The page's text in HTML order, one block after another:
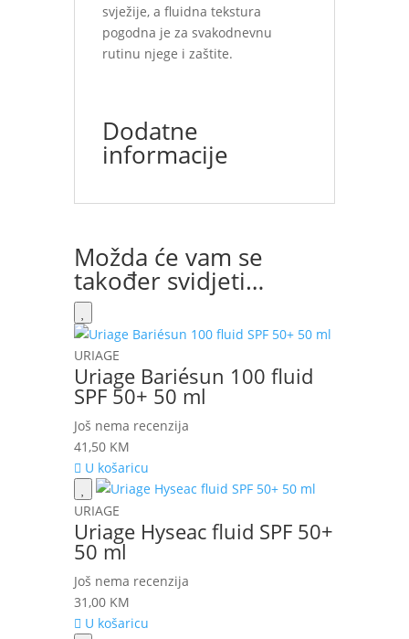
svježije, a fluidna tekstura
pogodna je za svakodnevnu
rutinu njege i zaštite.
Dodatne
informacije
Možda će vam se
također svidjeti…
URIAGE
Uriage Bariésun 100 fluid
SPF 50+ 50 ml
Još nema recenzija
41,50 KM
U košaricu
URIAGE
Uriage Hyseac fluid SPF 50+
50 ml
Još nema recenzija
31,00 KM
U košaricu